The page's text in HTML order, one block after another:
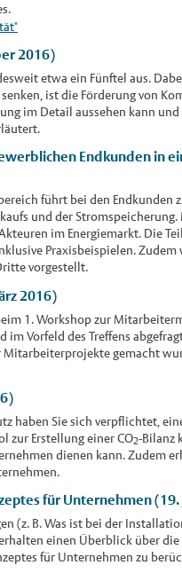
2016)
etwa ein Fünftel aus.
ist die Förderung von
im Detail aussehen kann
Endkunden in
führt bei den Endkunden
und der
im Energiemarkt. Die
Praxisbeispielen.
vorgestellt.
2016)
1. Workshop zur
Vorfeld des Treffens
gemacht
haben Sie sich verpflichtet,
zur Erstellung einer CO2-Bilanz
dienen kann. Zudem
für Unternehmen (19.
(z. B. Was ist bei der
einen Überblick über
für Unternehmen zu